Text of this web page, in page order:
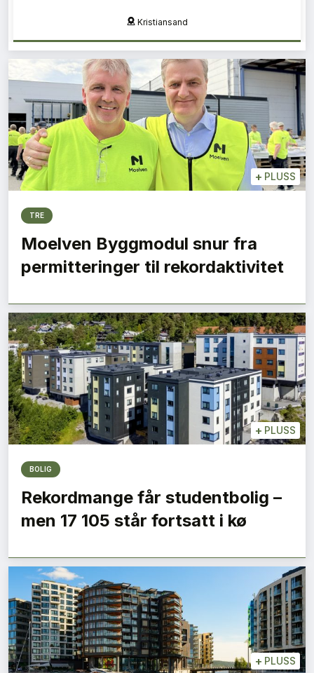
Kristiansand
+ PLUSS
TRE
Moelven Byggmodul snur fra
permitteringer til rekordaktivitet
+ PLUSS
BOLIG
Rekordmange får studentbolig –
men 17 105 står fortsatt i kø
+ PLUSS